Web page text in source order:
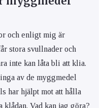
och enligt mig är
stora svullnader och
inte kan låta bli att klia.
av de myggmedel
har hjälpt mot att hålla
Vad kan jag göra?